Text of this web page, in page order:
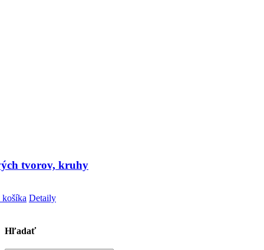
tvorov, kruhy
Detaily
Hľadať